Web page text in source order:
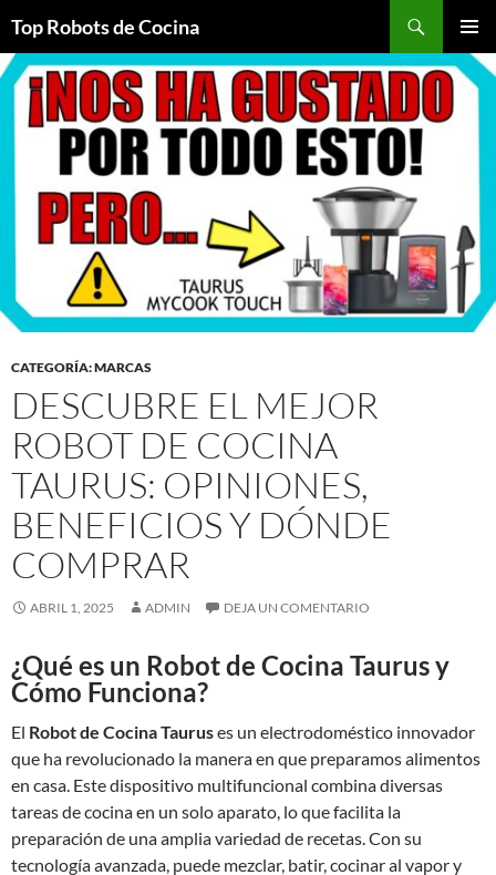
Top Robots de Cocina
MENÚ
AL
CONTENIDO
CATEGORÍA: MARCAS
DESCUBRE EL MEJOR
ROBOT DE COCINA
TAURUS: OPINIONES,
BENEFICIOS Y DÓNDE
COMPRAR
ABRIL 1, 2025 ADMIN DEJA UN COMENTARIO
¿Qué es un Robot de Cocina Taurus y
Cómo Funciona?
El Robot de Cocina Tauruses un electrodoméstico innovador
que ha revolucionado la manera en que preparamos alimentos
en casa. Este dispositivo multifuncional combina diversas
tareas de cocina en un solo aparato, lo que facilita la
preparación de una amplia variedad de recetas. Con su
tecnología avanzada, puede mezclar, batir, cocinar al vapor y